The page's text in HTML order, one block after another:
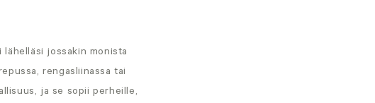
jossakin monista
rengasliinassa tai
ja se sopii perheille,